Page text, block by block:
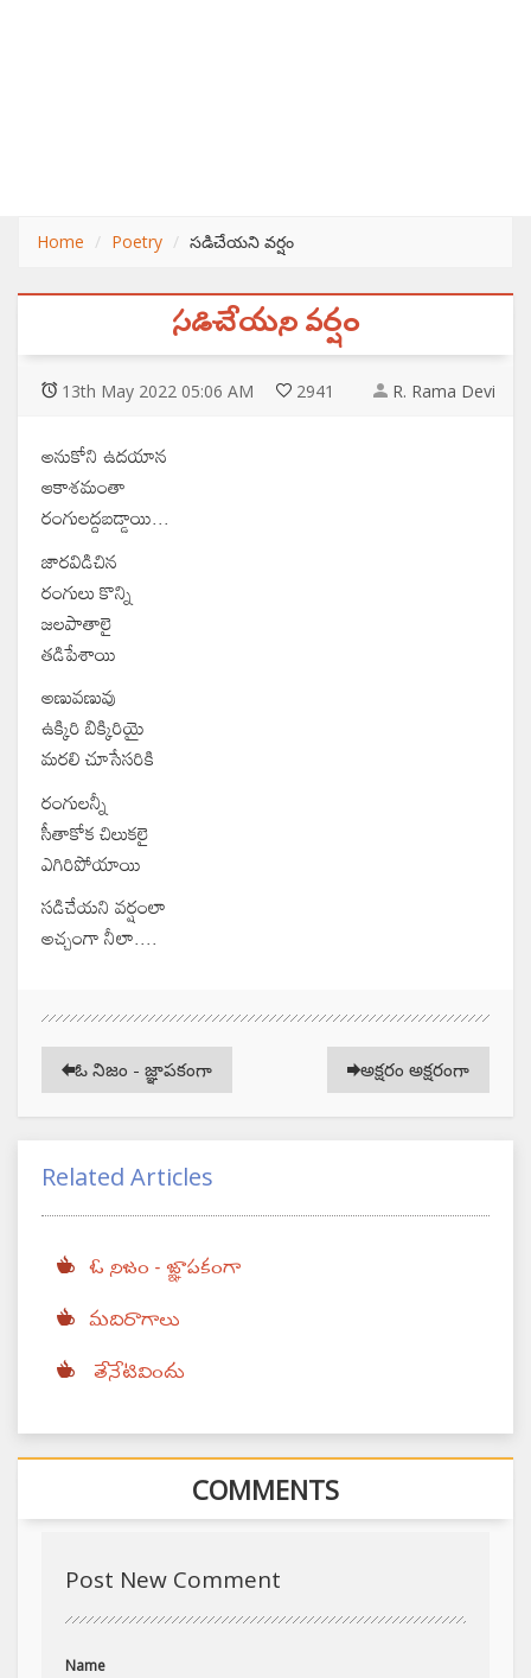
Home Poetry సడిచేయని వర్షం
సడిచేయని వర్షం
13th May 2022 05:06 AM 2941 R. Rama Devi
అనుకోని ఉదయాన
ఆకాశమంతా
రంగులద్దబడ్డాయి...
జారవిడిచిన
రంగులు కొన్ని
జలపాతాలై
తడిపేశాయి
అణువణువు
ఉక్కిరి బిక్కిరియై
మరలి చూసేసరికి
రంగులన్నీ
సీతాకోక చిలుకలై
ఎగిరిపోయాయి
సడిచేయని వర్షంలా
అచ్చంగా నీలా....
ఓ నిజం - జ్ఞాపకంగా అక్షరం అక్షరంగా
Related Articles
ఓ నిజం - జ్ఞాపకంగా
మదిరాగాలు
తేనేటివిందు
COMMENTS
Post New Comment
Name